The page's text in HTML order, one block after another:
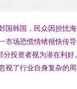
国韩国，民众因担忧
市场恐慌情绪很快传
分投资者视为潜在利好
视了行业自身复杂的